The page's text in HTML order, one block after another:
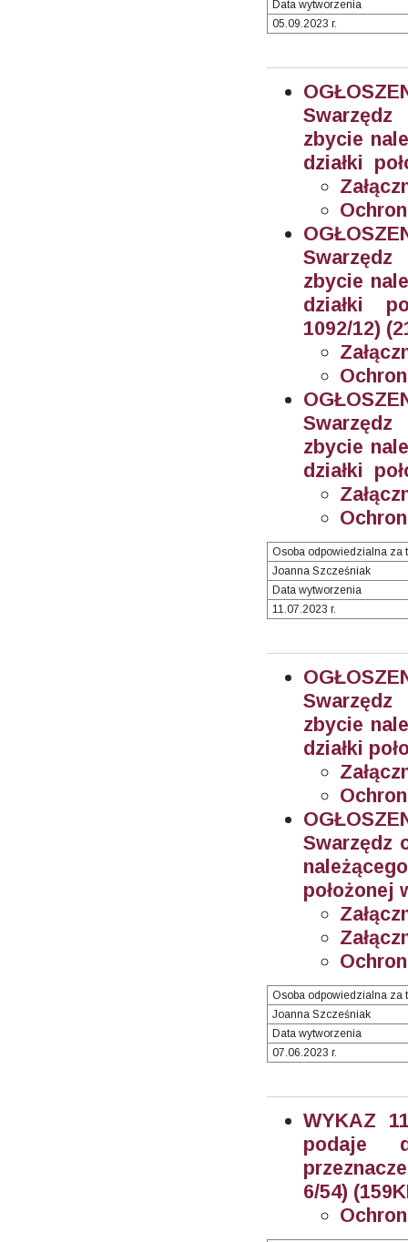
Data wytworzenia
05.09.2023 r.
zbycie
działki
zbycie
działki
1092/12)
zbycie
działki
Osoba odpowiedzialna za
Joanna Szcześniak
Data wytworzenia
11.07.2023 r.
zbycie
działki
Swarzędz
położonej
Osoba odpowiedzialna za
Joanna Szcześniak
Data wytworzenia
07.06.2023 r.
WYKAZ
podaje
6/54)